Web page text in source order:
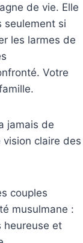
de vie. Elle
seulement si
les larmes de
Votre
jamais de
claire des
couples
musulmane :
heureuse et